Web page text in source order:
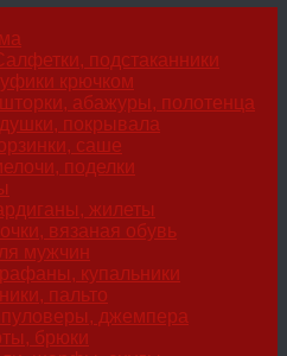
подстаканники
крючком
абажуры, полотенца
покрывала
саше
поделки
жилеты
вязаная обувь
мужчин
купальники
пальто
пуловеры, джемпера
брюки